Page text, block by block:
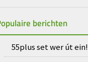
berichten
55plus set wer út ein!